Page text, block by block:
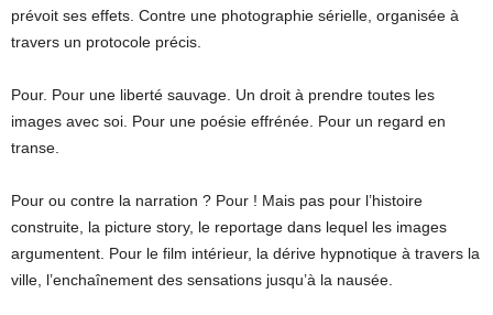
prévoit ses effets. Contre une photographie sérielle, organisée à
travers un protocole précis.
Pour. Pour une liberté sauvage. Un droit à prendre toutes les
images avec soi. Pour une poésie effrénée. Pour un regard en
transe.
Pour ou contre la narration ? Pour ! Mais pas pour l’histoire
construite, la picture story, le reportage dans lequel les images
argumentent. Pour le film intérieur, la dérive hypnotique à travers la
ville, l’enchaînement des sensations jusqu’à la nausée.